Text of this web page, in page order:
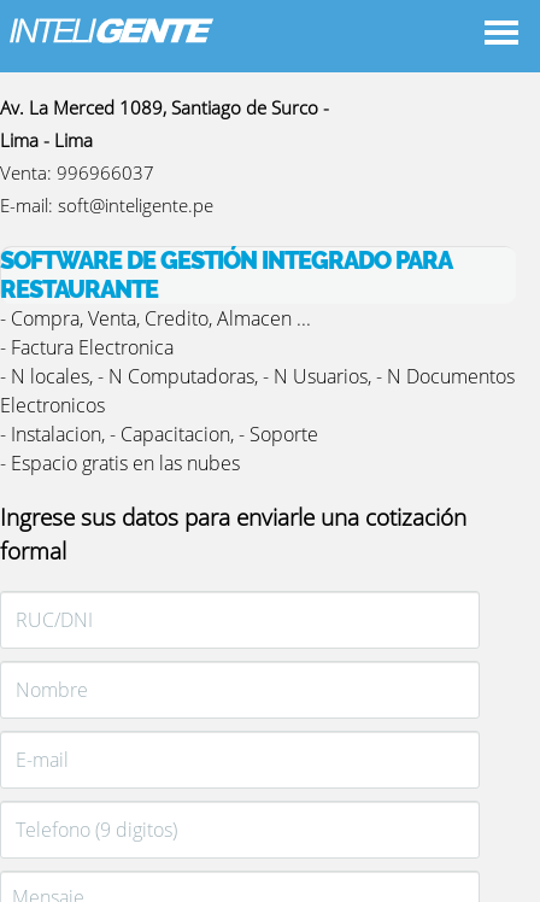
Datos De Contacto
Av. La Merced 1089, Santiago de Surco -
Lima - Lima
Venta: 996966037
E-mail: soft@inteligente.pe
SOFTWARE DE GESTIÓN INTEGRADO PARA
RESTAURANTE
- Compra, Venta, Credito, Almacen ...
- Factura Electronica
- N locales, - N Computadoras, - N Usuarios, - N Documentos
Electronicos
- Instalacion, - Capacitacion, - Soporte
- Espacio gratis en las nubes
Ingrese sus datos para enviarle una cotización
formal